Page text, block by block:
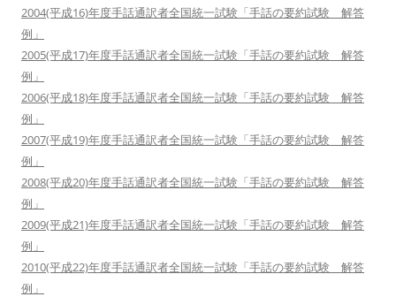
2004(平成16)年度手話通訳者全国統一試験「手話の要約試験 解答
例」
2005(平成17)年度手話通訳者全国統一試験「手話の要約試験 解答
例」
2006(平成18)年度手話通訳者全国統一試験「手話の要約試験 解答
例」
2007(平成19)年度手話通訳者全国統一試験「手話の要約試験 解答
例」
2008(平成20)年度手話通訳者全国統一試験「手話の要約試験 解答
例」
2009(平成21)年度手話通訳者全国統一試験「手話の要約試験 解答
例」
2010(平成22)年度手話通訳者全国統一試験「手話の要約試験 解答
例」